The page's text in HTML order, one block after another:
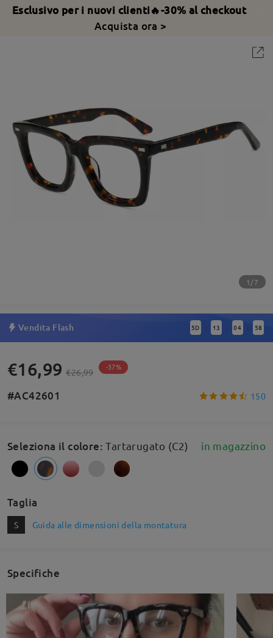
Esclusivo per i nuovi clienti🔥-30% al checkout
Acquista ora >
1/7
Vendita Flash 5D : 13 : 04 : 58
€16,99 €26,99 -37%
#AC42601 150
Seleziona il colore:Tartarugato (C2) in magazzino
Taglia
S Guida alle dimensioni della montatura
Specifiche